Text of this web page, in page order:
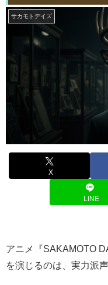
サカモトデイズ
X
LINE
アニメ『SAKAMOTO
を演じるのは、実力派